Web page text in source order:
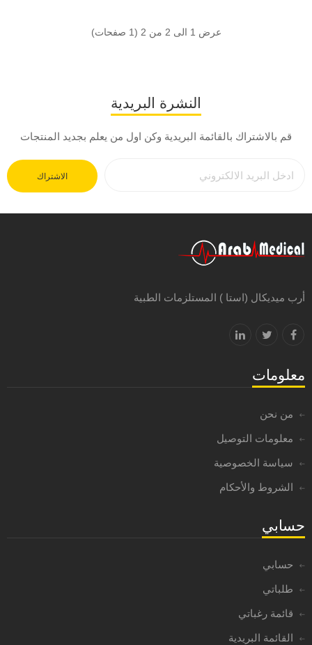
عرض 1 الى 2 من 2 (1 صفحات)
النشرة البريدية
قم بالاشتراك بالقائمة البريدية وكن اول من يعلم بجديد المنتجات
الاشتراك
أرب ميديكال (استا ) المستلزمات الطبية
معلومات
من نحن
معلومات التوصيل
سياسة الخصوصية
الشروط والأحكام
حسابي
حسابي
طلباتي
قائمة رغباتي
القائمة البريدية